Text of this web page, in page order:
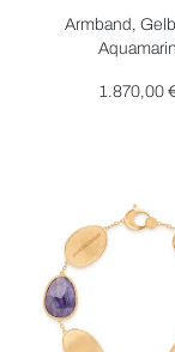
Marco Bicego
Armband,
Aquamarin
1.870,00